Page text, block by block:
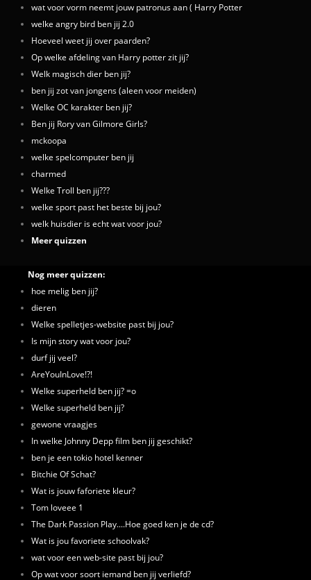
wat voor vorm neemt jouw patronus aan ( Harry Potter
welke angry bird ben jij 2.0
Hoeveel weet jij over paarden?
Op welke afdeling van Harry potter zit jij?
Welk magisch dier ben jij?
ben jij zot van jongens (aleen voor meiden)
Welke OC karakter ben jij?
Ben jij Rory van Gilmore Girls?
mckoopa
welke spelcomputer ben jij
charmed
Welke Troll ben jij???
welke sport past het beste bij jou?
welk huisdier is echt wat voor jou?
Meer quizzen
Nog meer quizzen:
hoe melig ben jij?
dieren
Welke spelletjes-website past bij jou?
Is mijn story wat voor jou?
durf jij veel?
AreYouInLove!?!
Welke superheld ben jij? =o
Welke superheld ben jij?
gewone vraagjes
In welke Johnny Depp film ben jij geschikt?
ben je een tokio hotel kenner
Bitchie Of Schat?
Wat is jouw faforiete kleur?
Tom loveee 1
The Dark Passion Play....Hoe goed ken je de cd?
Wat is jou favoriete schoolvak?
wat voor een web-site past bij jou?
Op wat voor soort iemand ben jij verliefd?